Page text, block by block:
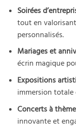
Soirées
tout en
personnalisés.
Mariages et
écrin magique
Expositions
immersion
Concerts à
innovante et